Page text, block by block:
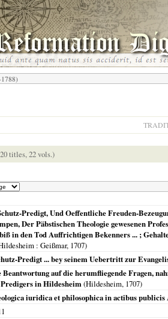
titles, 22 vols.)
Predigt, Und Oeffentliche Freuden-
Der Päbstischen Theologie gewesenen
in den Tod Auffrichtigen Bekenners ... ;
: Geißmar, 1707)
Predigt ... bey seinem Uebertritt zur
Beantwortung auf die herumfliegende Fragen,
in Hildesheim(Hildesheim, 1707)
iuridica et philosophica in actibus publicis